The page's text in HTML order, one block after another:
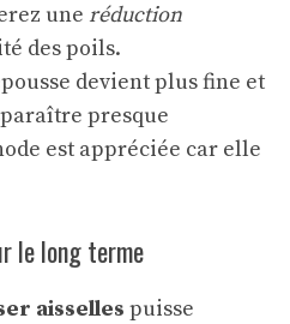
une réduction
des poils.
devient plus fine et
presque
est appréciée car elle
le long terme
aisselles puisse